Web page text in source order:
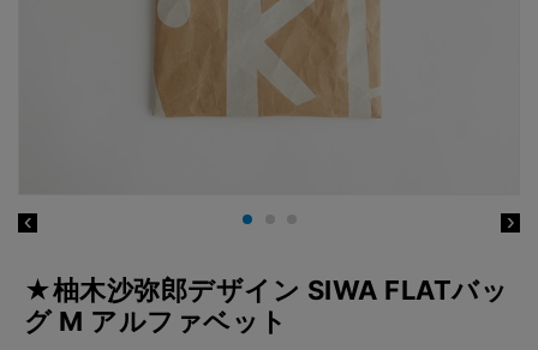
★柚木沙弥郎デザイン SIWA FLATバッ
グ M アルファベット